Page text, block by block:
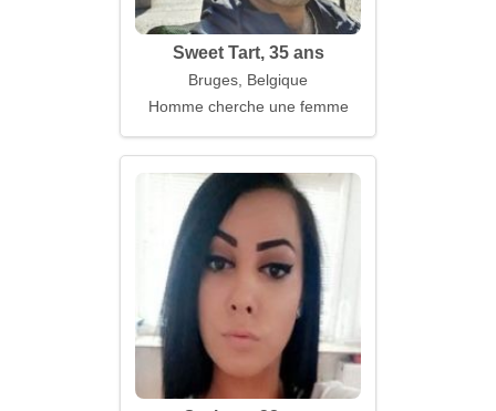
Sweet Tart, 35 ans
Bruges, Belgique
Homme cherche une femme